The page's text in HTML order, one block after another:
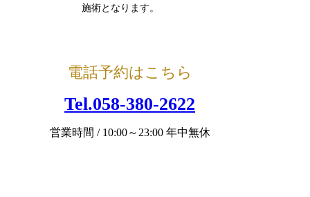
施術となります。
電話予約はこちら
Tel.058-380-2622
営業時間 / 10:00～23:00 年中無休